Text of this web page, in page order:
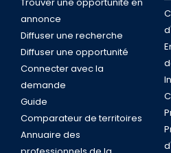
annonce
Diffuser une recherche
Diffuser une opportunité
Connecter avec la
demande
Guide
Comparateur de territoires
Annuaire des